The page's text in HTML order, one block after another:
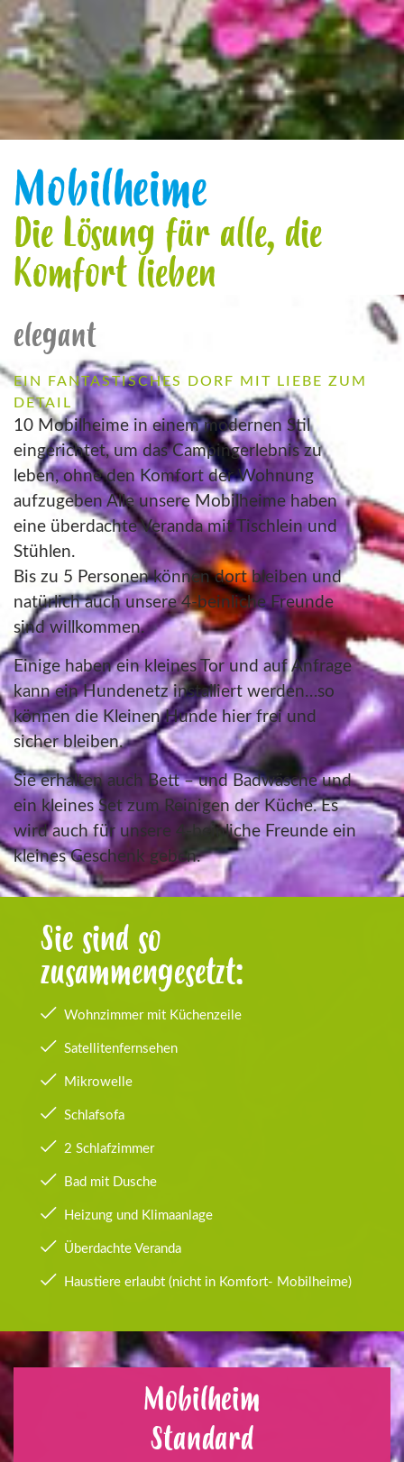
Mobilheime
Die Lösung für alle, die
Komfort lieben
elegant
EIN FANTASTISCHES DORF MIT LIEBE ZUM
DETAIL
10 Mobilheime in einem modernen Stil
eingerichtet, um das Campingerlebnis zu
leben, ohne den Komfort der Wohnung
aufzugeben Alle unsere Mobilheime haben
eine überdachte Veranda mit Tischlein und
Stühlen.
Bis zu 5 Personen können dort bleiben und
natürlich auch unsere 4-beinliche Freunde
sind willkommen.
Einige haben ein kleines Tor und auf Anfrage
kann ein Hundenetz installiert werden…so
können die Kleinen Hunde hier frei und
sicher bleiben.
Sie erhalten auch Bett – und Badwäsche und
ein kleines Set zum Reinigen der Küche. Es
wird auch für unsere 4-beinliche Freunde ein
kleines Geschenk geben.
Sie sind so
zusammengesetzt:
Wohnzimmer mit Küchenzeile
Satellitenfernsehen
Mikrowelle
Schlafsofa
2 Schlafzimmer
Bad mit Dusche
Heizung und Klimaanlage
Überdachte Veranda
Haustiere erlaubt (nicht in Komfort- Mobilheime)
Mobilheim
Standard